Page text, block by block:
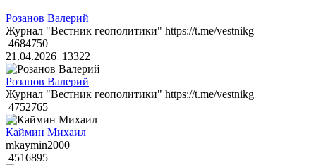
Розанов Валерий
Журнал "Вестник геополитики" https://t.me/vestnikg
4684750
21.04.2026 13322
Розанов Валерий
Журнал "Вестник геополитики" https://t.me/vestnikg
4752765
Каймин Михаил
mkaymin2000
4516895